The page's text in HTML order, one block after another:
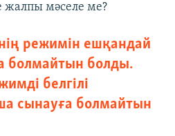
жалпы мәселе ме?
режимін ешқандай
болмайтын болды.
белгілі
сынауға болмайтын